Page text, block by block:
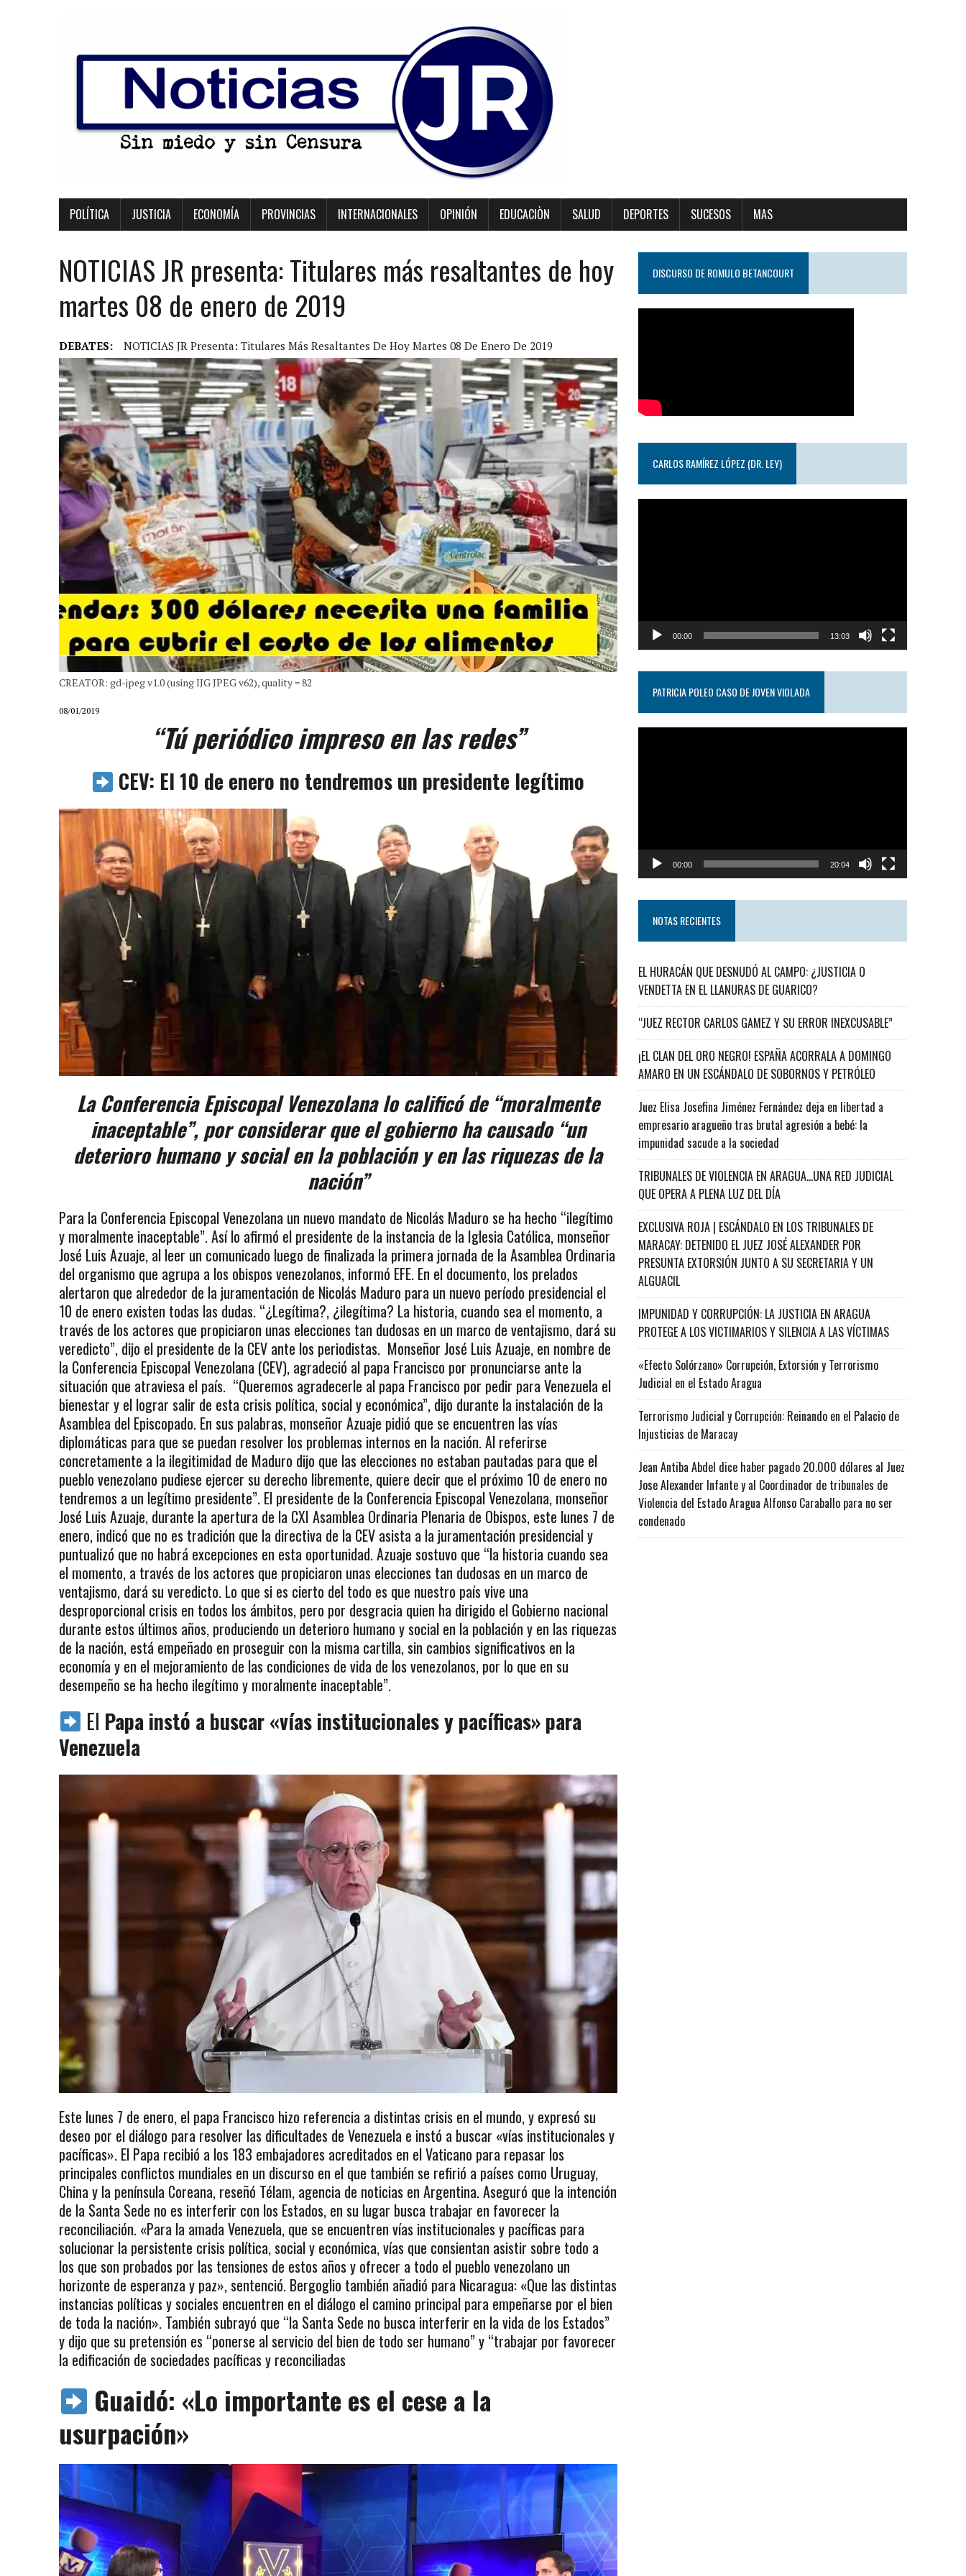
POLÍTICA JUSTICIA ECONOMÍA PROVINCIAS INTERNACIONALES OPINIÓN EDUCACIÒN SALUD DEPORTES SUCESOS MAS
NOTICIAS JR presenta: Titulares más resaltantes de hoy
martes 08 de enero de 2019
DEBATES: NOTICIAS JR Presenta: Titulares Más Resaltantes De Hoy Martes 08 De Enero De 2019
CREATOR: gd-jpeg v1.0 (using IJG JPEG v62), quality = 82
08/01/2019
“Tú periódico impreso en las redes”
CEV: El 10 de enero no tendremos un presidente legítimo
La Conferencia Episcopal Venezolana lo calificó de “moralmente
inaceptable”, por considerar que el gobierno ha causado “un
deterioro humano y social en la población y en las riquezas de la
nación”
Para la Conferencia Episcopal Venezolana un nuevo mandato de Nicolás Maduro se ha hecho “ilegítimo
y moralmente inaceptable”. Así lo afirmó el presidente de la instancia de la Iglesia Católica, monseñor
José Luis Azuaje, al leer un comunicado luego de finalizada la primera jornada de la Asamblea Ordinaria
del organismo que agrupa a los obispos venezolanos, informó EFE. En el documento, los prelados
alertaron que alrededor de la juramentación de Nicolás Maduro para un nuevo período presidencial el
10 de enero existen todas las dudas. “¿Legítima?, ¿ilegítima? La historia, cuando sea el momento, a
través de los actores que propiciaron unas elecciones tan dudosas en un marco de ventajismo, dará su
veredicto”, dijo el presidente de la CEV ante los periodistas. Monseñor José Luis Azuaje, en nombre de
la Conferencia Episcopal Venezolana (CEV), agradeció al papa Francisco por pronunciarse ante la
situación que atraviesa el país. “Queremos agradecerle al papa Francisco por pedir para Venezuela el
bienestar y el lograr salir de esta crisis política, social y económica”, dijo durante la instalación de la
Asamblea del Episcopado. En sus palabras, monseñor Azuaje pidió que se encuentren las vías
diplomáticas para que se puedan resolver los problemas internos en la nación. Al referirse
concretamente a la ilegitimidad de Maduro dijo que las elecciones no estaban pautadas para que el
pueblo venezolano pudiese ejercer su derecho libremente, quiere decir que el próximo 10 de enero no
tendremos a un legítimo presidente”. El presidente de la Conferencia Episcopal Venezolana, monseñor
José Luis Azuaje, durante la apertura de la CXI Asamblea Ordinaria Plenaria de Obispos, este lunes 7 de
enero, indicó que no es tradición que la directiva de la CEV asista a la juramentación presidencial y
puntualizó que no habrá excepciones en esta oportunidad. Azuaje sostuvo que “la historia cuando sea
el momento, a través de los actores que propiciaron unas elecciones tan dudosas en un marco de
ventajismo, dará su veredicto. Lo que si es cierto del todo es que nuestro país vive una
desproporcional crisis en todos los ámbitos, pero por desgracia quien ha dirigido el Gobierno nacional
durante estos últimos años, produciendo un deterioro humano y social en la población y en las riquezas
de la nación, está empeñado en proseguir con la misma cartilla, sin cambios significativos en la
economía y en el mejoramiento de las condiciones de vida de los venezolanos, por lo que en su
desempeño se ha hecho ilegítimo y moralmente inaceptable”.
El Papa instó a buscar «vías institucionales y pacíficas» para
Venezuela
Este lunes 7 de enero, el papa Francisco hizo referencia a distintas crisis en el mundo, y expresó su
deseo por el diálogo para resolver las dificultades de Venezuela e instó a buscar «vías institucionales y
pacíficas». El Papa recibió a los 183 embajadores acreditados en el Vaticano para repasar los
principales conflictos mundiales en un discurso en el que también se refirió a países como Uruguay,
China y la península Coreana, reseñó Télam, agencia de noticias en Argentina. Aseguró que la intención
de la Santa Sede no es interferir con los Estados, en su lugar busca trabajar en favorecer la
reconciliación. «Para la amada Venezuela, que se encuentren vías institucionales y pacíficas para
solucionar la persistente crisis política, social y económica, vías que consientan asistir sobre todo a
los que son probados por las tensiones de estos años y ofrecer a todo el pueblo venezolano un
horizonte de esperanza y paz», sentenció. Bergoglio también añadió para Nicaragua: «Que las distintas
instancias políticas y sociales encuentren en el diálogo el camino principal para empeñarse por el bien
de toda la nación». También subrayó que “la Santa Sede no busca interferir en la vida de los Estados”
y dijo que su pretensión es “ponerse al servicio del bien de todo ser humano” y “trabajar por favorecer
la edificación de sociedades pacíficas y reconciliadas
Guaidó: «Lo importante es el cese a la
usurpación»
DISCURSO DE ROMULO BETANCOURT
CARLOS RAMÍREZ LÓPEZ (DR. LEY)
00:00 13:03
PATRICIA POLEO CASO DE JOVEN VIOLADA
00:00 20:04
NOTAS RECIENTES
EL HURACÁN QUE DESNUDÓ AL CAMPO: ¿JUSTICIA O
VENDETTA EN EL LLANURAS DE GUARICO?
“JUEZ RECTOR CARLOS GAMEZ Y SU ERROR INEXCUSABLE”
¡EL CLAN DEL ORO NEGRO! ESPAÑA ACORRALA A DOMINGO
AMARO EN UN ESCÁNDALO DE SOBORNOS Y PETRÓLEO
Juez Elisa Josefina Jiménez Fernández deja en libertad a
empresario aragueño tras brutal agresión a bebé: la
impunidad sacude a la sociedad
TRIBUNALES DE VIOLENCIA EN ARAGUA…UNA RED JUDICIAL
QUE OPERA A PLENA LUZ DEL DÍA
EXCLUSIVA ROJA | ESCÁNDALO EN LOS TRIBUNALES DE
MARACAY: DETENIDO EL JUEZ JOSÉ ALEXANDER POR
PRESUNTA EXTORSIÓN JUNTO A SU SECRETARIA Y UN
ALGUACIL
IMPUNIDAD Y CORRUPCIÓN: LA JUSTICIA EN ARAGUA
PROTEGE A LOS VICTIMARIOS Y SILENCIA A LAS VÍCTIMAS
«Efecto Solórzano» Corrupción, Extorsión y Terrorismo
Judicial en el Estado Aragua
Terrorismo Judicial y Corrupción: Reinando en el Palacio de
Injusticias de Maracay
Jean Antiba Abdel dice haber pagado 20.000 dólares al Juez
Jose Alexander Infante y al Coordinador de tribunales de
Violencia del Estado Aragua Alfonso Caraballo para no ser
condenado